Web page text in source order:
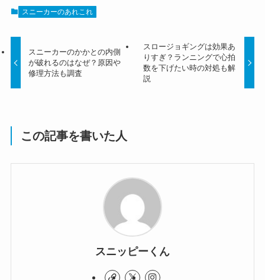
スニーカーのあれこれ
スニーカーのかかとの内側
が破れるのはなぜ？原因や
修理方法も調査
スロージョギングは効果あ
りすぎ？ランニングで心拍
数を下げたい時の対処も解
説
この記事を書いた人
スニッピーくん